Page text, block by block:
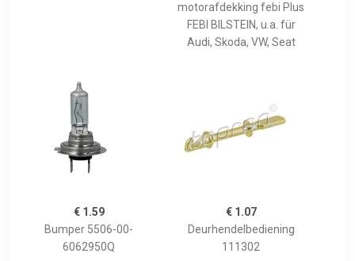
motorafdekking febi Plus
FEBI BILSTEIN, u.a. für
Audi, Skoda, VW, Seat
€ 1.59
Bumper 5506-00-
6062950Q
€ 1.07
Deurhendelbediening
111302